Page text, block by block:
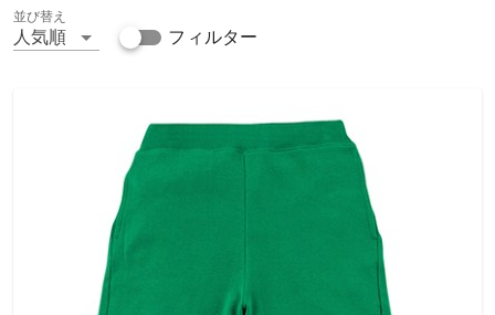
人気順
並び替え
フィルター